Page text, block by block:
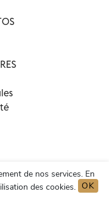
de nos services. En
des cookies. OK